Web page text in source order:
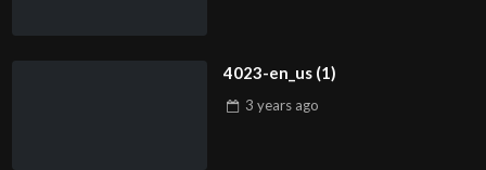
4023-en_us (1)
3 years ago